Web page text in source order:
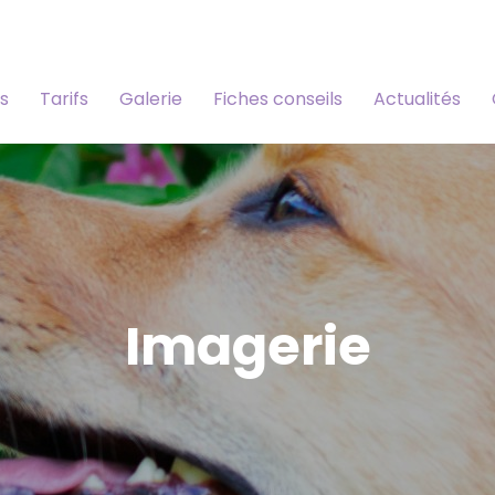
Tarifs Galerie Fiches conseils Actualités
Imagerie